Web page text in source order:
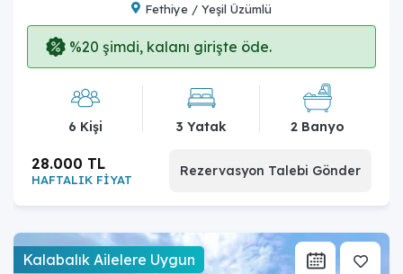
Fethiye / Yeşil Üzümlü
%20 şimdi, kalanı girişte öde.
6 Kişi 3 Yatak 2 Banyo
HAFTALIK FİYAT
28.000 TL Rezervasyon Talebi Gönder
Kalabalık Ailelere Uygun